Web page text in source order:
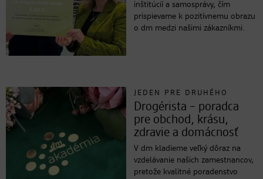
inštitúcií a samosprávy, čím
prispievame k pozitívnemu obrazu
o dm medzi našimi zákazníkmi.
JEDEN PRE DRUHÉHO
Drogérista – poradca
pre obchod, krásu,
zdravie a domácnosť
V dm kladieme veľký dôraz na
vzdelávanie našich zamestnancov,
pretože kvalitné poradenstvo